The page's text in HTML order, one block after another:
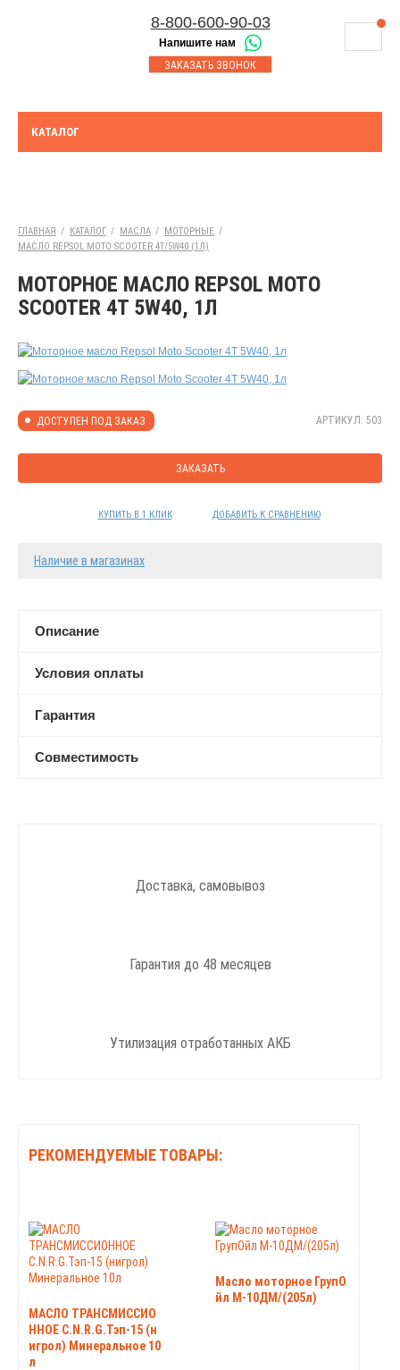
8-800-600-90-03
Напишите нам
ЗАКАЗАТЬ ЗВОНОК
Корзина
ОПЛАТА
ЮРИДИЧЕСКИМ ЛИЦАМ
КОНТАКТЫ
АКЦИИ
8-843-230-17-45
Казань
Набережные Челны
КАТАЛОГ
ГЛАВНАЯ / КАТАЛОГ / МАСЛА / МОТОРНЫЕ /
МАСЛО REPSOL MOTO SCOOTER 4T/5W40 (1Л)
МОТОРНОЕ МАСЛО REPSOL MOTO
SCOOTER 4T 5W40, 1Л
ДОСТУПЕН ПОД ЗАКАЗ АРТИКУЛ: 503
ЗАКАЗАТЬ
КУПИТЬ В 1 КЛИК ДОБАВИТЬ К СРАВНЕНИЮ
Наличие в магазинах
Описание
Условия оплаты
Гарантия
Совместимость
Доставка, самовывоз
Гарантия до 48 месяцев
Утилизация отработанных АКБ
РЕКОМЕНДУЕМЫЕ ТОВАРЫ:
МАСЛО ТРАНСМИССИО
ННОЕ C.N.R.G.Тэп-15 (н
игрол) Минеральное 10
л
Масло моторное ГрупО
йл М-10ДМ/(205л)